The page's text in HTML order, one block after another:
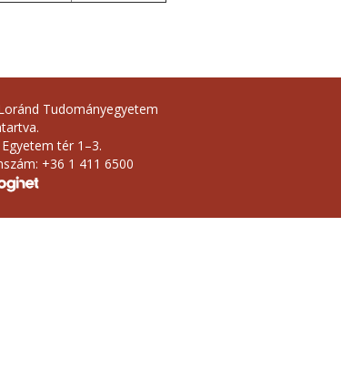
Tudományegyetem
tér 1–3.
+36 1 411 6500